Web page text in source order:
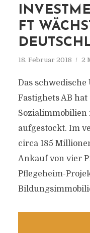
FT
18. Februar 2018 2
Das
Fastighets AB hat
aufgestockt. Im
circa 185
Ankauf von vier
Pflegeheim-